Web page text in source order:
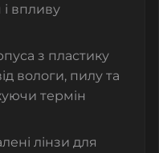
впливу
з пластику
вологи, пилу та
термін
лінзи для